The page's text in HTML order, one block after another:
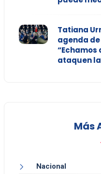
Tatiana
agenda
“Echamos
ataquen
Más
Nacional